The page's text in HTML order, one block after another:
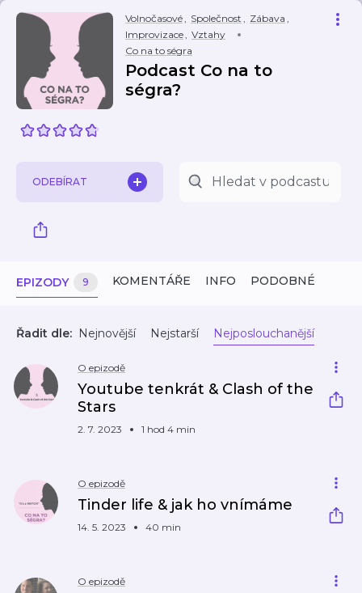
Volnočasové, Společnost , Zábava ,
Improvizace, Vztahy
Co na to ségra
Podcast Co na to
ségra?
ODEBÍRAT
EPIZODY 9 KOMENTÁŘE INFO PODOBNÉ
Řadit dle: Nejnovější Nejstarší Nejposlouchanější
O epizodě
Youtube tenkrát & Clash of the
Stars
2. 7. 2023 1 hod 4 min
O epizodě
Tinder life & jak ho vnímáme
14. 5. 2023 40 min
O epizodě